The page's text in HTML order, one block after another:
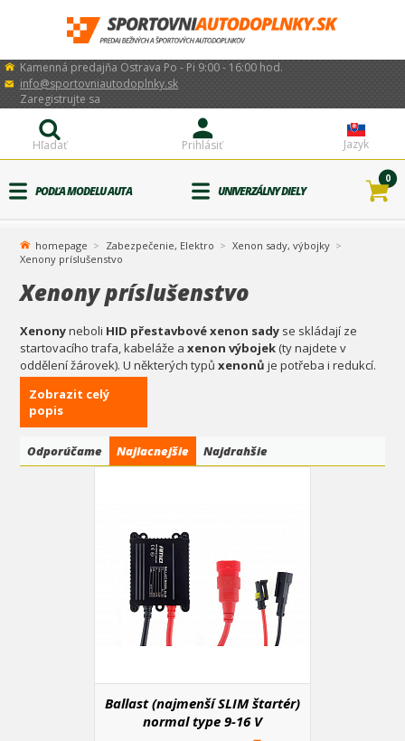
Kamenná predajňa Ostrava Po - Pi 9:00 - 16:00 hod.
info@sportovniautodoplnky.sk
Jazyk
Prihlásiť
Zaregistrujte sa
Hľadať
PODĽA MODELU AUTA UNIVERZÁLNY DIELY
0
homepage Zabezpečenie, Elektro
Xenon sady, výbojky
Xenony príslušenstvo
Xenony príslušenstvo
Xenonyneboli HID přestavbové xenon sady se skládají ze
startovacího trafa, kabeláže a xenon výbojek (ty najdete v
oddělení žárovek). U některých typů xenonů je potřeba i redukcí.
Zobrazit celý
popis
Odporúčame Najlacnejšie Najdrahšie
Ballast (najmenší SLIM štartér)
normal type 9-16 V